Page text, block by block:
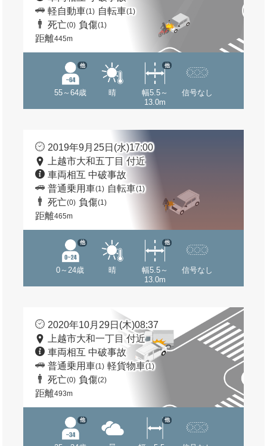
軽自動車(1) 自転車(1)
死亡(0) 負傷(1)
距離445m
55～64歳
他
晴
幅5.5～
13.0m
他
信号なし
2019年9月25日(水)17:00
上越市大和五丁目 付近
車両相互 中破事故
普通乗用車(1) 自転車(1)
死亡(0) 負傷(1)
距離465m
0～24歳
他
晴
幅5.5～
13.0m
他
信号なし
2020年10月29日(木)08:37
上越市大和一丁目 付近
車両相互 中破事故
普通乗用車(1) 軽貨物車(1)
死亡(0) 負傷(2)
距離493m
他 他